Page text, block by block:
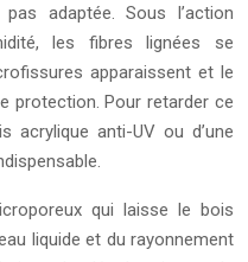
adaptée. Sous l’action
les fibres lignées se
apparaissent et le
protection. Pour retarder ce
acrylique anti-UV ou d’une
qui laisse le bois
liquide et du rayonnement